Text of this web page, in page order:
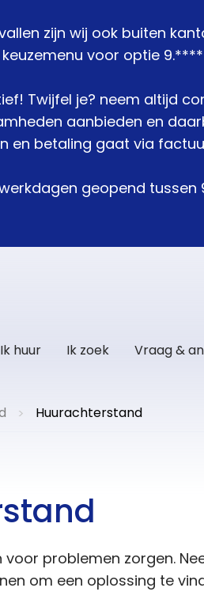
zijn wij ook buiten
keuzemenu voor optie
Twijfel je? neem altijd
aanbieden en
en betaling gaat via
geopend tussen
Ik huur Ik zoek Vraag &
> Huurachterstand
voor problemen zorgen.
om een oplossing te